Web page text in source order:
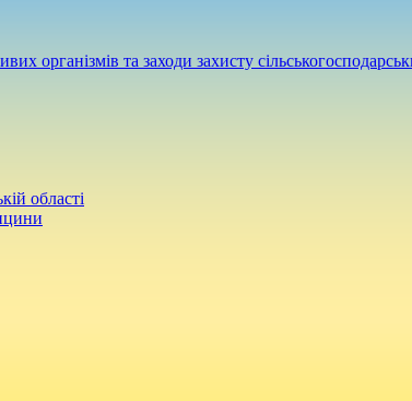
організмів та заходи захисту
області